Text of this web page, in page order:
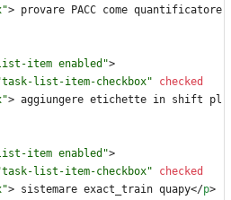
> provare PACC come quantificatore
item enabled">
list-item-checkbox"
checked
> aggiungere etichette in shift pl
item enabled">
list-item-checkbox"
checked
> sistemare exact_train quapy</p>